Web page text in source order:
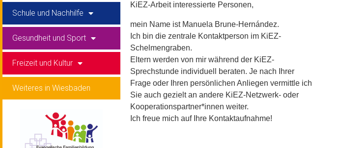
Schule und Nachhilfe
Gesundheit und Sport
Freizeit und Kultur
Weiteres in Wiesbaden
KiEZ-Arbeit interessierte Personen,
mein Name ist Manuela Brune-Hernández.
Ich bin die zentrale Kontaktperson im KiEZ-
Schelmengraben.
Eltern werden von mir während der KiEZ-
Sprechstunde individuell beraten. Je nach Ihrer
Frage oder Ihren persönlichen Anliegen vermittle ich
Sie auch gezielt an andere KiEZ-Netzwerk- oder
Kooperationspartner*innen weiter.
Ich freue mich auf Ihre Kontaktaufnahme!